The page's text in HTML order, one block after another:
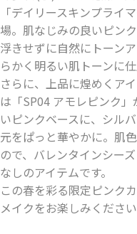
「デイリースキンプライ
場。肌なじみの良いピン
浮きせずに自然にトーン
らかく明るい肌トーンに仕
さらに、上品に煌めくア
は「SP04 アモレピンク
いピンクベースに、シル
元をぱっと華やかに。肌
ので、バレンタインシー
なしのアイテムです。
この春を彩る限定ピンク
メイクをお楽しみくださ